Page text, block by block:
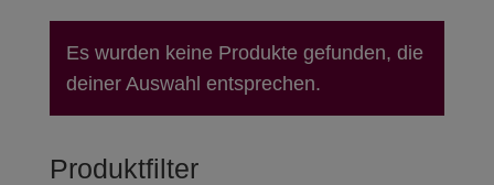
Es wurden keine Produkte gefunden, die
deiner Auswahl entsprechen.
Produktfilter